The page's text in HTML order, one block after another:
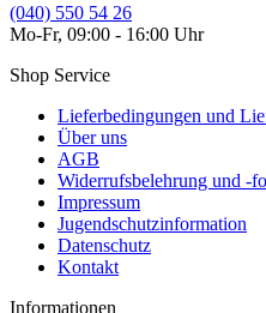
(040) 550 54 26
Mo-Fr, 09:00 - 16:00 Uhr
Shop Service
Lieferbedingungen und
Über uns
AGB
Widerrufsbelehrung und -
Impressum
Jugendschutzinformation
Datenschutz
Kontakt
Informationen